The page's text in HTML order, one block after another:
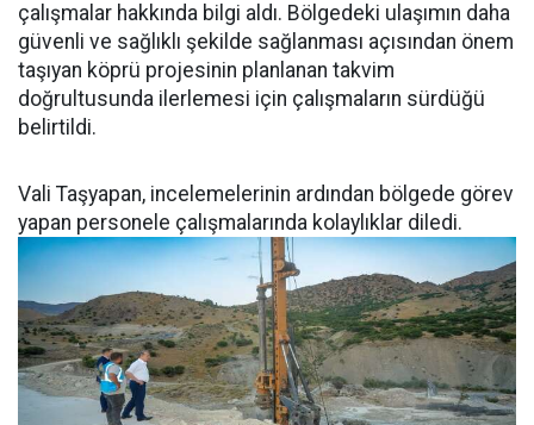
çalışmalar hakkında bilgi aldı. Bölgedeki ulaşımın daha
güvenli ve sağlıklı şekilde sağlanması açısından önem
taşıyan köprü projesinin planlanan takvim
doğrultusunda ilerlemesi için çalışmaların sürdüğü
belirtildi.
Vali Taşyapan, incelemelerinin ardından bölgede görev
yapan personele çalışmalarında kolaylıklar diledi.